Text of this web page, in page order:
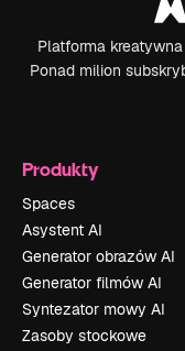
Platforma
Ponad milion
Produkty
Spaces
Asystent AI
Generator obrazów AI
Generator filmów AI
Syntezator mowy AI
Zasoby stockowe